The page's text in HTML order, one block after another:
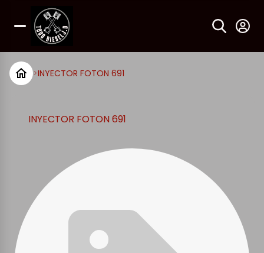
>INYECTOR FOTON 691
INYECTOR FOTON 691